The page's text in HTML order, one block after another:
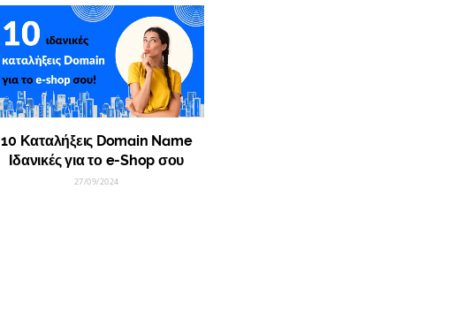
10 Καταλήξεις Domain Name
Ιδανικές για το e-Shop σου
27/09/2024